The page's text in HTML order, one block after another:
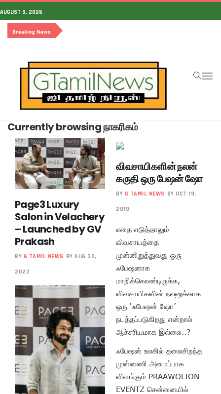
AUGUST 9, 2026
Breaking News
Currently browsing நாகரிகம்
Page3 Luxury
Salon in Velachery
– Launched by GV
Prakash
BY G TAMIL NEWS BY AUG 30,
2022
விவசாயிகளின் நலன்
கருதி ஒரு பேஷன் ஷோ
BY G TAMIL NEWS BY OCT 19,
2019
எதை எடுத்தாலும்
விவசாயத்தை
முன்னிறுத்துவது ஒரு
ஃபேஷனாக
மாறிக்கொண்டிருக்க,
விவசாயிகளின் நலனுக்காக
ஒரு ‘ஃபேஷன் ஷோ’
நடத்தப்படுகிறது என்றால்
ஆச்சரியமாக இல்லை..?
ஃபேஷன் உலகில் தலைசிறந்த
முன்னணி அமைப்பாக
விளங்கும் PRAAWOLION
EVENTZ சென்னையில்